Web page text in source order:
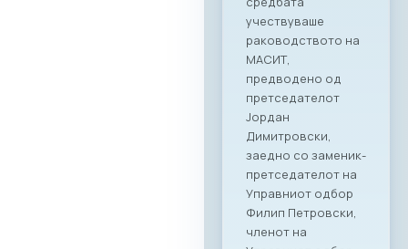
одржувањето на
првиот
македонско-грчки
„Digital Bridge &
Business ICT Forum“.
Овој форум
претставува прва
организирана
„business bridge“
платформа помеѓу
македонскиот и
грчкиот ИКТ
сектор, со цел